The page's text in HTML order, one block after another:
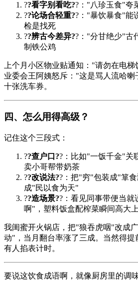
??看字别看吃??："八珍玉食"夸
??论场合轻重??："暴饮暴食"能
检是找死
??辨古今差异??："分甘绝少"古
制铁公鸡
上个月小区物业贴通知："请勿在电梯
业委会王阿姨怒斥："这是骂人流哈喇
十张洗车券。
四、怎么用得高级？
记住这个三段式：
??查户口??：比如"一饭千金"关
卖小哥帮带奶茶
??改说法??：把"穷"包装成"箪
成"民以食为天"
??造场景??：看见同事带便当就
啊"，塑料饭盒配榨菜瞬间高大上
我闺蜜开火锅店，把"狼吞虎咽"改成
动"，当月翻台率涨了三成。当然得提
有人掐表计时。
要说这饮食成语啊，就像厨房里的调